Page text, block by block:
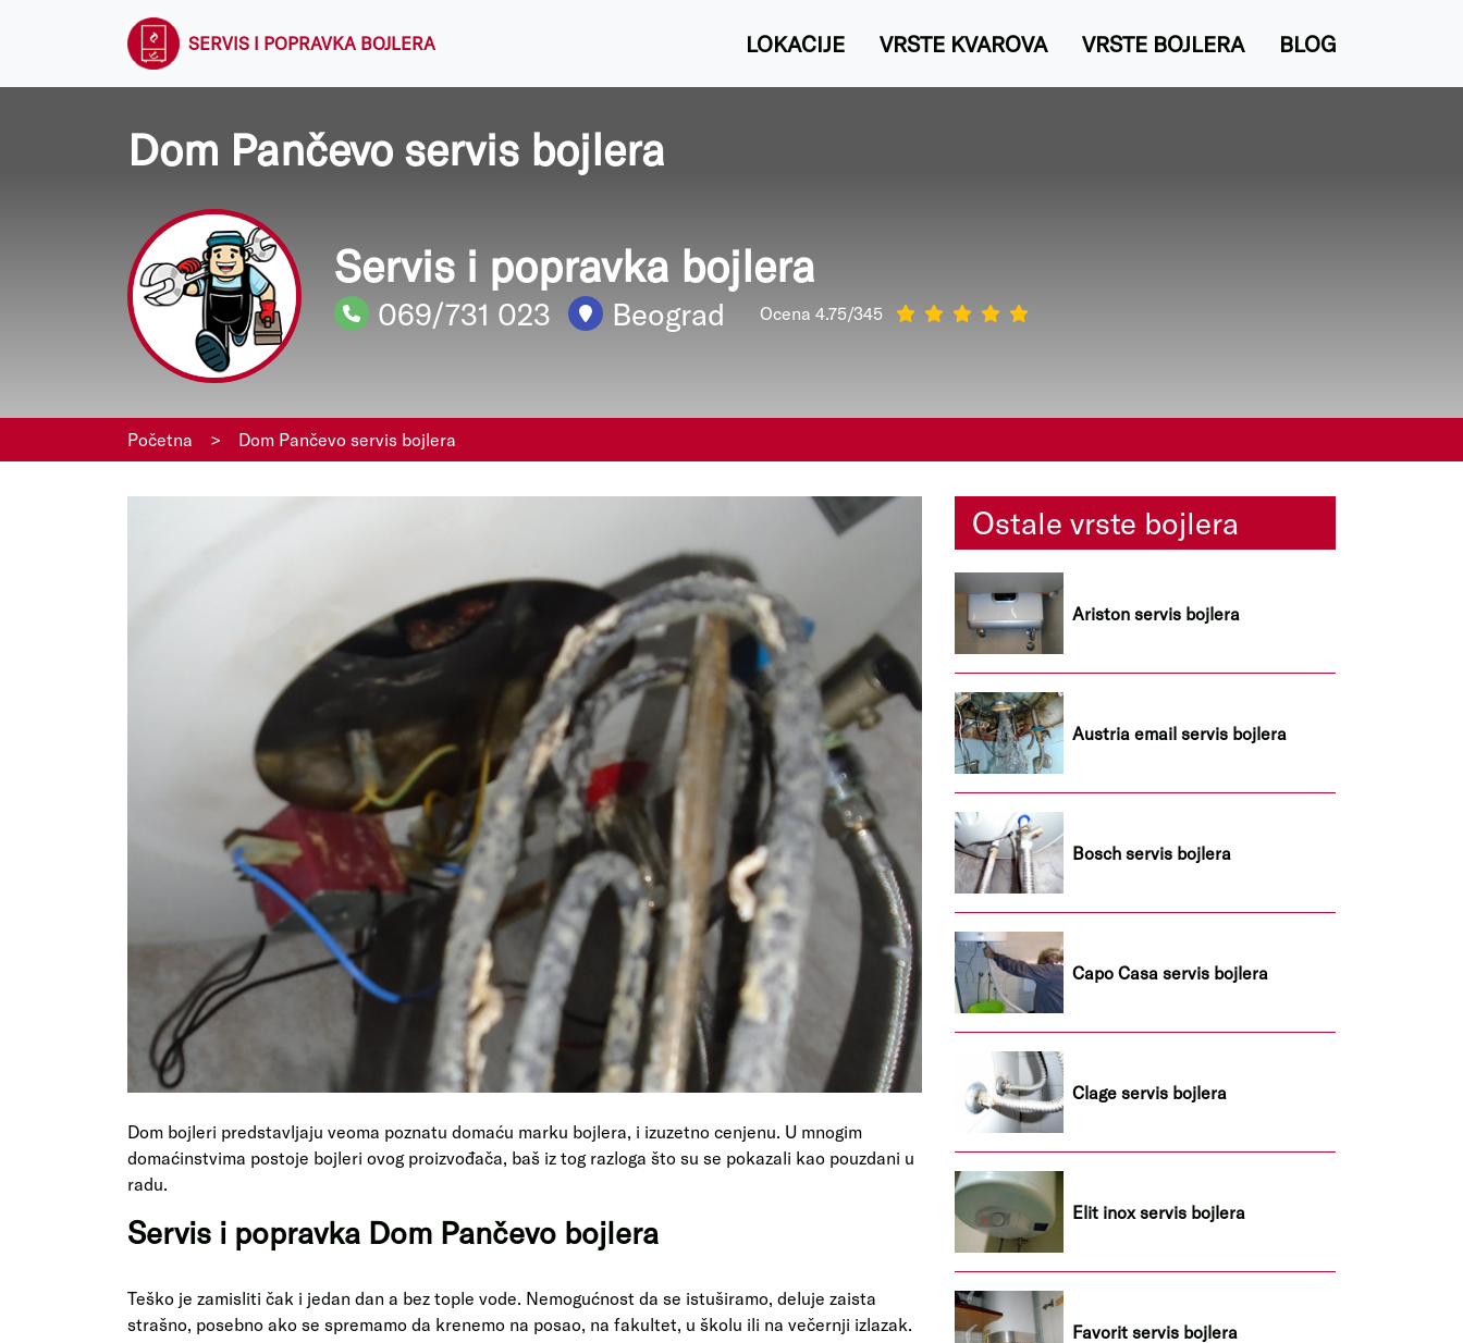
SERVIS I POPRAVKA BOJLERA LOKACIJE VRSTE KVAROVA VRSTE BOJLERA BLOG
Dom Pančevo servis bojlera
Servis i popravka bojlera
069/731 023 Beograd Ocena 4.75/345
Početna > Dom Pančevo servis bojlera
Dom bojleri predstavljaju veoma poznatu domaću marku bojlera, i izuzetno cenjenu. U mnogim
domaćinstvima postoje bojleri ovog proizvođača, baš iz tog razloga što su se pokazali kao pouzdani u
radu.
Servis i popravka Dom Pančevo bojlera
Teško je zamisliti čak i jedan dan a bez tople vode. Nemogućnost da se istuširamo, deluje zaista
strašno, posebno ako se spremamo da krenemo na posao, na fakultet, u školu ili na večernji izlazak.
Ostale vrste bojlera
Ariston servis bojlera
Austria email servis bojlera
Bosch servis bojlera
Capo Casa servis bojlera
Clage servis bojlera
Elit inox servis bojlera
Favorit servis bojlera